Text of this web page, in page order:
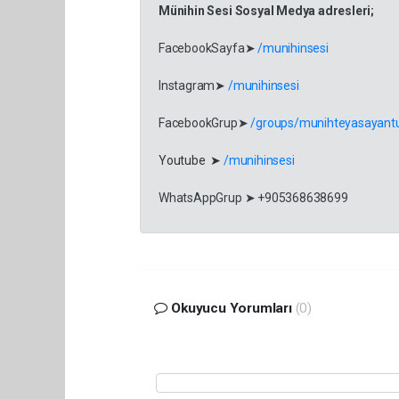
Münihin Sesi Sosyal Medya adresleri;
FacebookSayfa➤/munihinsesi
Instagram➤ /munihinsesi
FacebookGrup➤/groups/
Youtube ➤ /munihinsesi
WhatsAppGrup ➤ +905368638699
Okuyucu Yorumları (0)